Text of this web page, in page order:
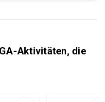
Aktivitäten, die